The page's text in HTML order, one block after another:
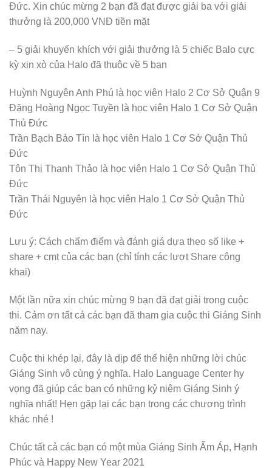
Đức. Xin chúc mừng 2 bạn đã đạt được giải ba với giải
thưởng là 200,000 VNĐ tiền mặt
– 5 giải khuyến khích với giải thưởng là 5 chiếc Balo cực
kỳ xịn xò của Halo đã thuộc về 5 bạn
Huỳnh Nguyên Anh Phú là học viên Halo 2 Cơ Sở Quận 9
Đặng Hoàng Ngọc Tuyền là học viên Halo 1 Cơ Sở Quận
Thủ Đức
Trần Bạch Bảo Tín là học viên Halo 1 Cơ Sở Quận Thủ
Đức
Tôn Thị Thanh Thảo là học viên Halo 1 Cơ Sở Quận Thủ
Đức
Trần Thái Nguyên là học viên Halo 1 Cơ Sở Quận Thủ
Đức
Lưu ý: Cách chấm điểm và đánh giá dựa theo số like +
share + cmt của các bạn (chỉ tính các lượt Share công
khai)
Một lần nữa xin chúc mừng 9 bạn đã đạt giải trong cuộc
thi. Cảm ơn tất cả các bạn đã tham gia cuộc thi Giáng Sinh
năm nay.
Cuộc thi khép lại, đây là dịp để thể hiện những lời chúc
Giáng Sinh vô cùng ý nghĩa. Halo Language Center hy
vọng đã giúp các bạn có những kỷ niệm Giáng Sinh ý
nghĩa nhất! Hẹn gặp lại các bạn trong các chương trình
khác nhé !
Chúc tất cả các bạn có một mùa Giáng Sinh Ấm Áp, Hạnh
Phúc và Happy New Year 2021